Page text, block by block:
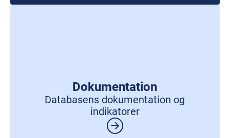
Dokumentation
Databasens dokumentation og
indikatorer